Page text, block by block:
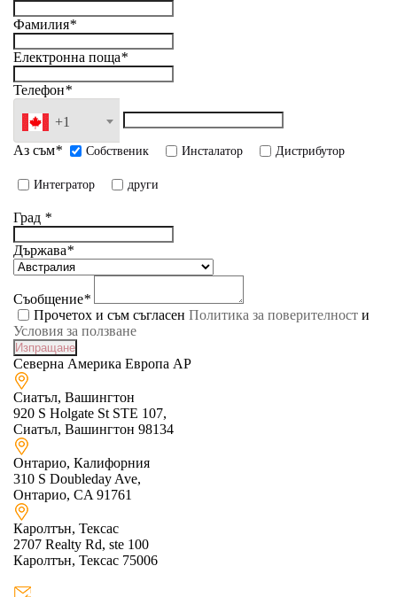
Фамилия*
Eлектронна поща*
Телефон*
+1
Aз съм* Собственик Инсталатор Дистрибутор
Интегратор други
Град *
Държава*
Съобщение*
Прочетох и съм съгласен Политика за поверителност и
Условия за ползване
Северна Америка Европа AP
Сиатъл, Вашингтон
920 S Holgate St STE 107,
Сиатъл, Вашингтон 98134
Онтарио, Калифорния
310 S Doubleday Ave,
Онтарио, CA 91761
Каролтън, Тексас
2707 Realty Rd, ste 100
Каролтън, Тексас 75006